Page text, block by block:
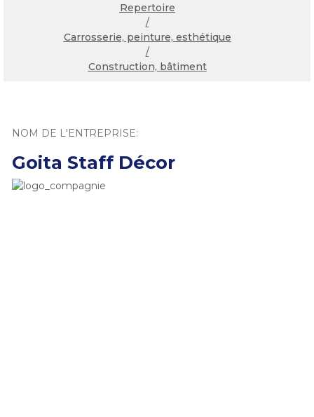
Repertoire
/
Carrosserie, peinture, esthétique
/
Construction, bâtiment
NOM DE L'ENTREPRISE:
Goita Staff Décor